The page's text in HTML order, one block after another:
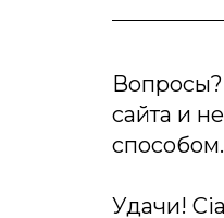
сайта и
способом.
Удачи!